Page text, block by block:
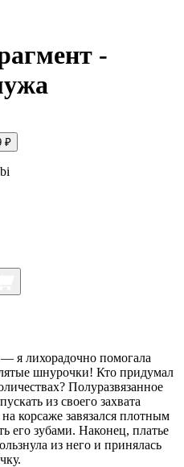
-
₽
я лихорадочно помогала
шнурочки! Кто придумал
Полуразвязанное
из своего захвата
корсаже завязался плотным
его зубами. Наконец, платье
из него и принялась